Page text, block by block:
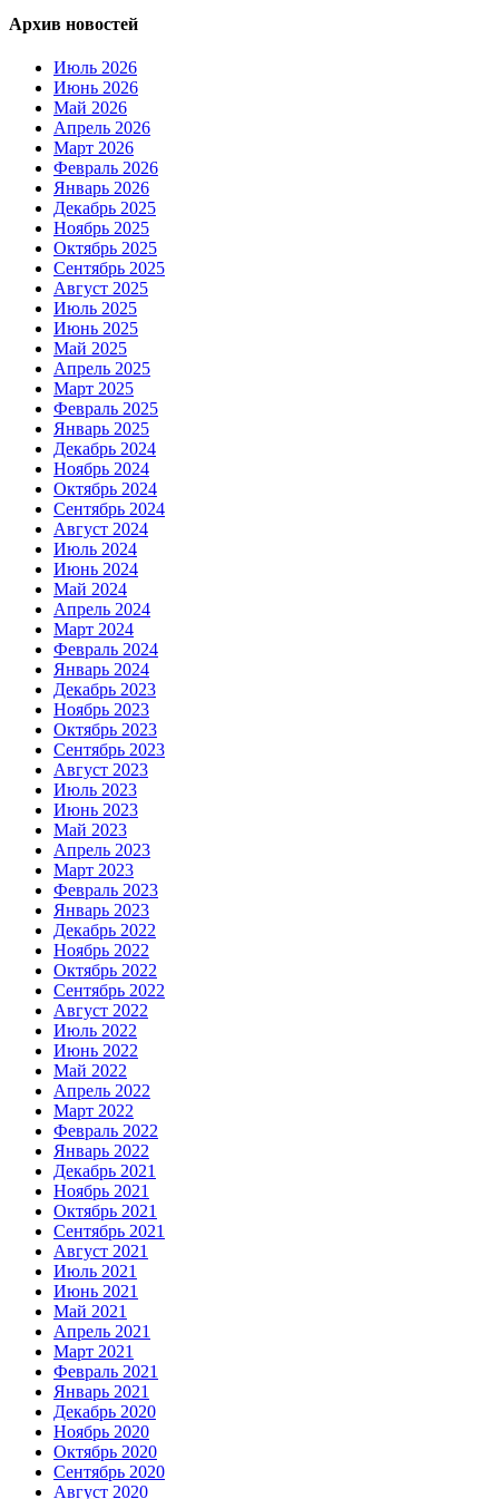
Архив новостей
Июль 2026
Июнь 2026
Май 2026
Апрель 2026
Март 2026
Февраль 2026
Январь 2026
Декабрь 2025
Ноябрь 2025
Октябрь 2025
Сентябрь 2025
Август 2025
Июль 2025
Июнь 2025
Май 2025
Апрель 2025
Март 2025
Февраль 2025
Январь 2025
Декабрь 2024
Ноябрь 2024
Октябрь 2024
Сентябрь 2024
Август 2024
Июль 2024
Июнь 2024
Май 2024
Апрель 2024
Март 2024
Февраль 2024
Январь 2024
Декабрь 2023
Ноябрь 2023
Октябрь 2023
Сентябрь 2023
Август 2023
Июль 2023
Июнь 2023
Май 2023
Апрель 2023
Март 2023
Февраль 2023
Январь 2023
Декабрь 2022
Ноябрь 2022
Октябрь 2022
Сентябрь 2022
Август 2022
Июль 2022
Июнь 2022
Май 2022
Апрель 2022
Март 2022
Февраль 2022
Январь 2022
Декабрь 2021
Ноябрь 2021
Октябрь 2021
Сентябрь 2021
Август 2021
Июль 2021
Июнь 2021
Май 2021
Апрель 2021
Март 2021
Февраль 2021
Январь 2021
Декабрь 2020
Ноябрь 2020
Октябрь 2020
Сентябрь 2020
Август 2020